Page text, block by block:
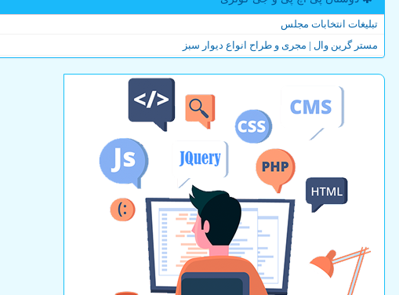
تبلیغات انتخابات مجلس
مستر گرین وال | مجری و طراح انواع دیوار سبز